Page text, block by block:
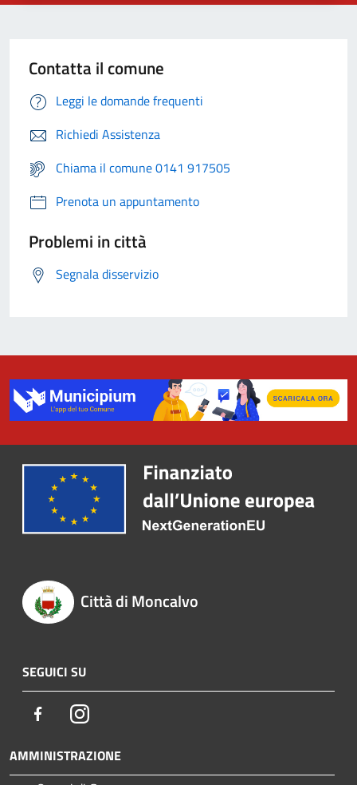
Contatta il comune
Leggi le domande frequenti
Richiedi Assistenza
Chiama il comune 0141 917505
Prenota un appuntamento
Problemi in città
Segnala disservizio
Città di Moncalvo
SEGUICI SU
FacebookInstagram
AMMINISTRAZIONE